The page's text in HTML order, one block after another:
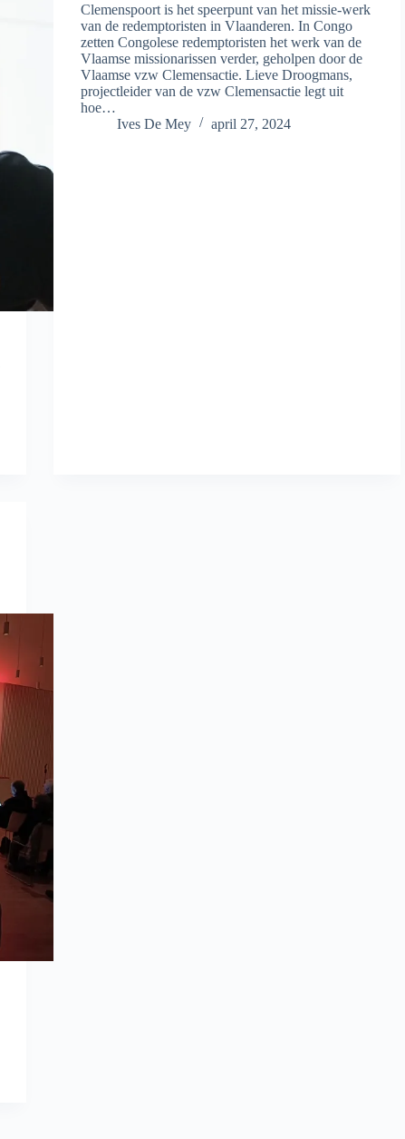
Clemenspoort is het speerpunt van het missie-werk
van de redemptoristen in Vlaanderen. In Congo
zetten Congolese redemptoristen het werk van de
Vlaamse missionarissen verder, geholpen door de
Vlaamse vzw Clemensactie. Lieve Droogmans,
projectleider van de vzw Clemensactie legt uit
hoe…
Ives De Mey
april 27, 2024